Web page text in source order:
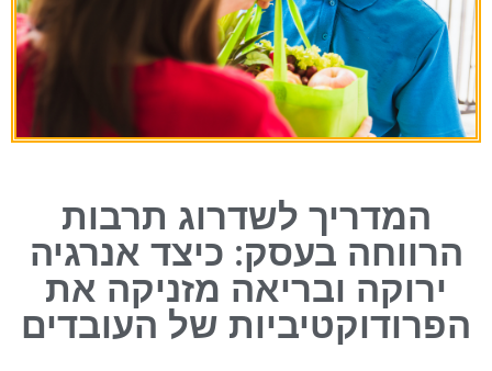
המדריך לשדרוג תרבות
הרווחה בעסק: כיצד אנרגיה
ירוקה ובריאה מזניקה את
הפרודוקטיביות של העובדים